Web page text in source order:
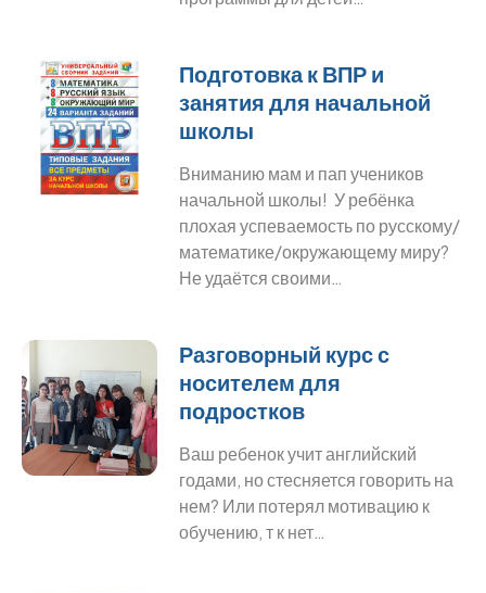
Подготовка к ВПР и
занятия для начальной
школы
Вниманию мам и пап учеников
начальной школы! У ребёнка
плохая успеваемость по русскому/
математике/окружающему миру?
Не удаётся своими…
Разговорный курс с
носителем для
подростков
Ваш ребенок учит английский
годами, но стесняется говорить на
нем? Или потерял мотивацию к
обучению, т к нет…